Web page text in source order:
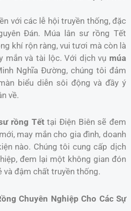
với các lễ hội truyền thống, đặc
Đán. Múa lân sư rồng Tết
khí rộn ràng, vui tươi mà còn là
mắn và tài lộc. Với dịch vụ múa
Nghĩa Đường, chúng tôi đảm
biểu diễn sôi động và đầy ý
về.
rồng Tếttại Điện Biên sẽ đem
may mắn cho gia đình, doanh
nào. Chúng tôi cung cấp dịch
đem lại một không gian đón
và đậm chất truyền thống.
Chuyên Nghiệp Cho Các Sự